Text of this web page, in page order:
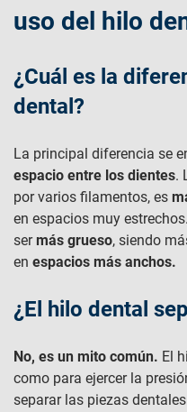
uso del hilo
¿Cuál es la
dental​?
La principal diferencia se
espacio entre los dientes.
por varios filamentos, es
en espacios muy
ser más grueso, siendo
en espacios más anchos.
¿El hilo dental
No, es un mito común. El
como para ejercer la
separar las piezas